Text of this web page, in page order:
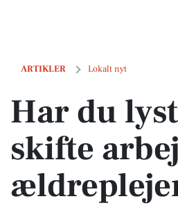
ARTIKLER Lokalt nyt
Har du lyst til at skifte arbejde til
Har du
skifte